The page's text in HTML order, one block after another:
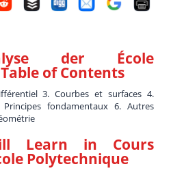
der École
of Contents
3. Courbes et surfaces 4.
fondamentaux 6. Autres
Learn in Cours
Polytechnique